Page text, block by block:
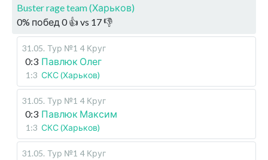
Buster rage team (Харьков)
0% побед 0👍 vs 17👎
31.05. Тур №1 4 Круг
0:3 Павлюк Олег
1:3 СКС (Харьков)
31.05. Тур №1 4 Круг
0:3 Павлюк Максим
1:3 СКС (Харьков)
31.05. Тур №1 4 Круг